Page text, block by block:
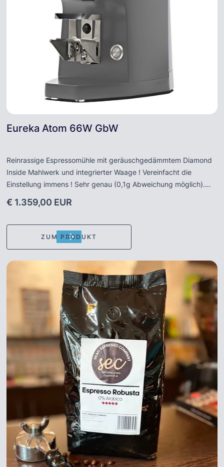
Eureka Atom 66W GbW
Reinrassige Espressomühle mit geräuschgedämmtem Diamond
Inside Mahlwerk und integrierter Waage ! Vereinfacht die
Einstellung immens ! Sehr genau (0,1g Abweichung möglich).
Insider Mahlwerk. Großes und einfach zu bedienendes Touch-
Die ideale Lösung für Haushalt als auch Gewerbe.
€ 1.359,00 EUR
ZUM PRODUKT